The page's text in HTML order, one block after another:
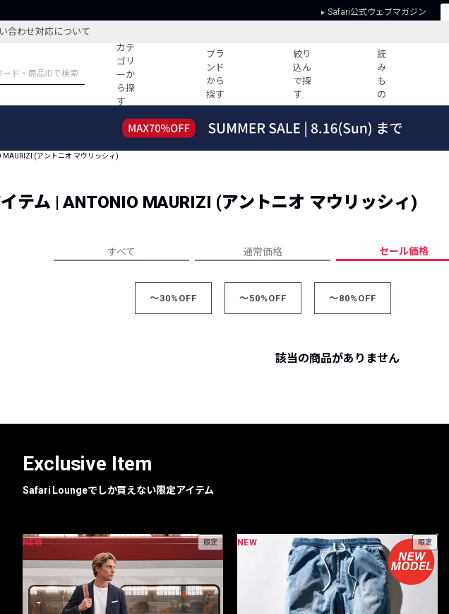
Safari公式ウェブマガジン
合わせ対応について
カテ
ゴリ
ーか
ら探
す
ブラ
ンド
から
探す
絞り
込ん
で探
す
読
み
も
の
特集記事
コーディネート
すべての記事
ーデ紹介
HOTなコーデ TOP20
人気記事ランキング
ウィークリーコーデ
よくある質問
プライバシーポリシー
(アントニオ マウリッシィ)
テム | ANTONIO MAURIZI (アントニオ マウリッシィ)
すべて 通常価格 セール価格
～30%OFF ～50%OFF ～80%OFF
該当の商品がありません
Exclusive Item
Safari Loungeでしか買えない限定アイテム
NEW 限定 NEW 限定